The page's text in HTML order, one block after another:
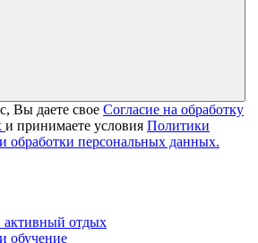
Вы даете свое Согласие на обработку
и принимаете условия Политики
обработки персональных данных.
отдых
обучение